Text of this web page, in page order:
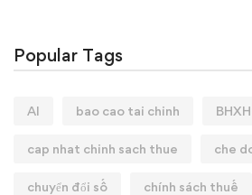
Popular Tags
AI bao cao tai chinh BHXH
cap nhat chinh sach thue che
chuyển đổi số chính sách thuế